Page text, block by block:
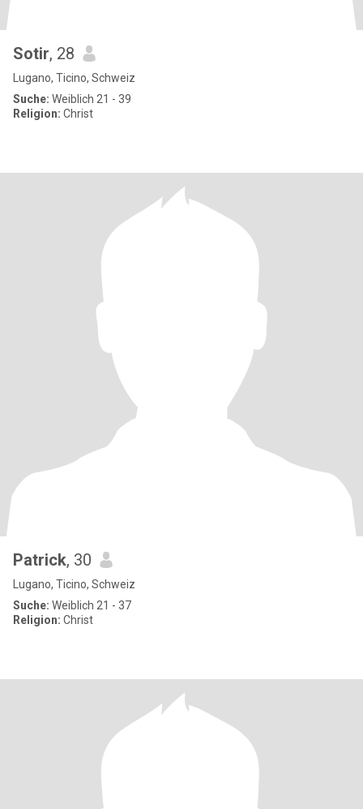
Sotir, 28
Lugano, Ticino, Schweiz
Suche: Weiblich 21 - 39
Religion: Christ
Patrick, 30
Lugano, Ticino, Schweiz
Suche: Weiblich 21 - 37
Religion: Christ